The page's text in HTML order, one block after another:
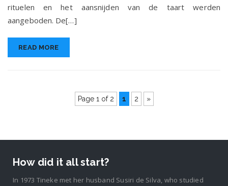
rituelen en het aansnijden van de taart werden
aangeboden. De[…]
READ MORE
Page 1 of 2 1 2 »
How did it all start?
In 1973 Tineke met her husband Susiri de Silva, who studied